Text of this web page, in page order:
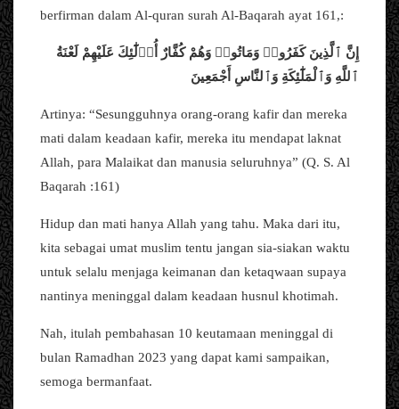
berfirman dalam Al-quran surah Al-Baqarah ayat 161,:
إِنَّ ٱلَّذِينَ كَفَرُوا۟ وَمَاتُوا۟ وَهُمْ كُفَّارٌ أُو۟لَٰٓئِكَ عَلَيْهِمْ لَعْنَةُ
ٱللَّهِ وَٱلْمَلَٰٓئِكَةِ وَٱلنَّاسِ أَجْمَعِينَ
Artinya: “Sesungguhnya orang-orang kafir dan mereka
mati dalam keadaan kafir, mereka itu mendapat laknat
Allah, para Malaikat dan manusia seluruhnya” (Q. S. Al
Baqarah :161)
Hidup dan mati hanya Allah yang tahu. Maka dari itu,
kita sebagai umat muslim tentu jangan sia-siakan waktu
untuk selalu menjaga keimanan dan ketaqwaan supaya
nantinya meninggal dalam keadaan husnul khotimah.
Nah, itulah pembahasan 10 keutamaan meninggal di
bulan Ramadhan 2023 yang dapat kami sampaikan,
semoga bermanfaat.